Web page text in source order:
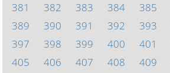
381
382 383 384 385
389
390 391 392 393
397
398 399 400 401
405
406 407 408 409